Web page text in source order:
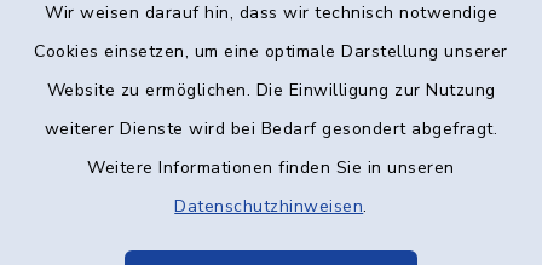
Wir weisen darauf hin, dass wir technisch notwendige
Cookies einsetzen, um eine optimale Darstellung unserer
Website zu ermöglichen. Die Einwilligung zur Nutzung
weiterer Dienste wird bei Bedarf gesondert abgefragt.
Weitere Informationen finden Sie in unseren
Datenschutzhinweisen.
Kontakt
Datenschutz